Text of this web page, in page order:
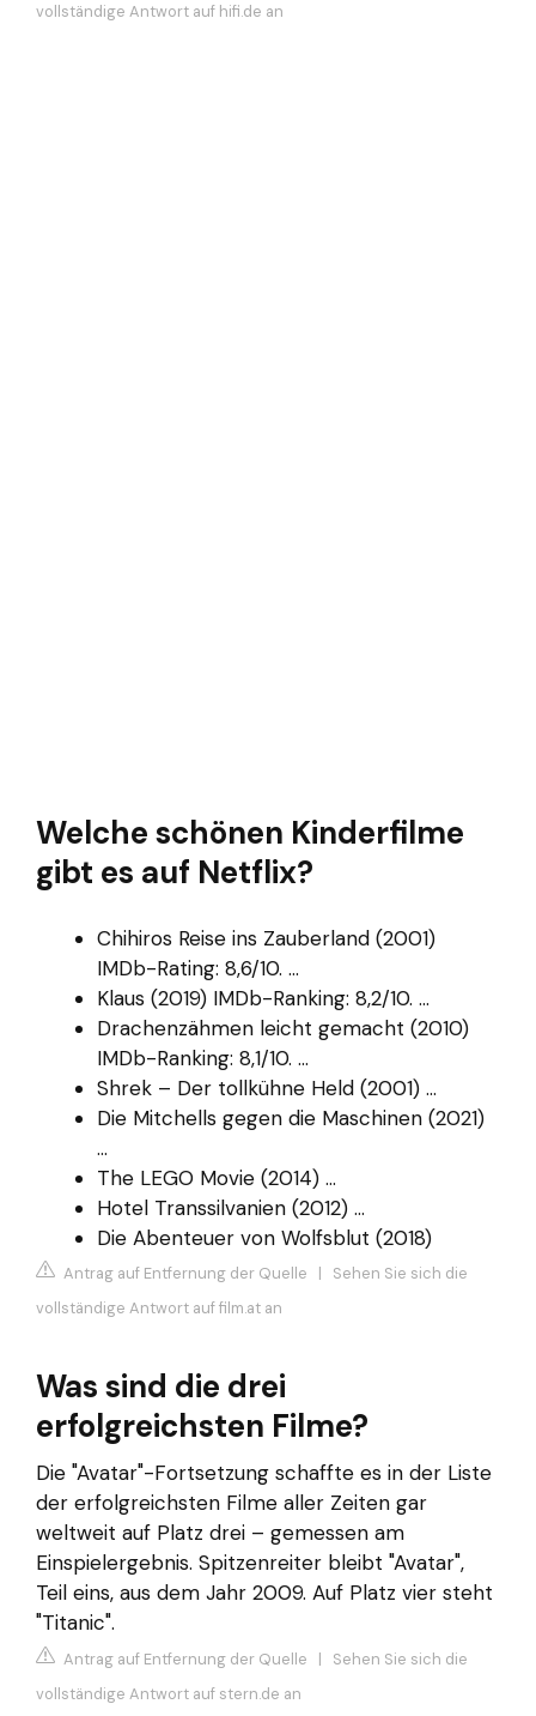
vollständige Antwort auf hifi.de an
Welche schönen Kinderfilme
gibt es auf Netflix?
Chihiros Reise ins Zauberland (2001)
IMDb-Rating: 8,6/10. ...
Klaus (2019) IMDb-Ranking: 8,2/10. ...
Drachenzähmen leicht gemacht (2010)
IMDb-Ranking: 8,1/10. ...
Shrek – Der tollkühne Held (2001) ...
Die Mitchells gegen die Maschinen (2021)
...
The LEGO Movie (2014) ...
Hotel Transsilvanien (2012) ...
Die Abenteuer von Wolfsblut (2018)
Antrag auf Entfernung der Quelle | Sehen Sie sich die
vollständige Antwort auf film.at an
Was sind die drei
erfolgreichsten Filme?
Die "Avatar"-Fortsetzung schaffte es in der Liste
der erfolgreichsten Filme aller Zeiten gar
weltweit auf Platz drei – gemessen am
Einspielergebnis. Spitzenreiter bleibt "Avatar",
Teil eins, aus dem Jahr 2009. Auf Platz vier steht
"Titanic".
Antrag auf Entfernung der Quelle | Sehen Sie sich die
vollständige Antwort auf stern.de an